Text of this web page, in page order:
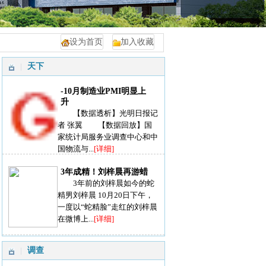
加入收藏
设为首页
天下
-10月制造业PMI明显上
升
【数据透析】光明日报记
者 张翼 【数据回放】国
家统计局服务业调查中心和中
国物流与...[详细]
3年成精！刘梓晨再游蜡
3年前的刘梓晨如今的蛇
精男刘梓晨 10月20日下午，
一度以“蛇精脸”走红的刘梓晨
在微博上...[详细]
调查